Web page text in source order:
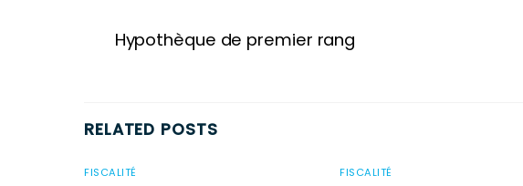
Hypothèque de premier rang
RELATED POSTS
FISCALITÉ FISCALITÉ